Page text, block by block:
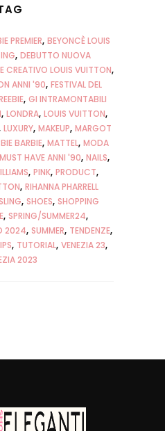
PREMIER BEYONCÈ LOUIS
DEBUTTO NUOVA
CREATIVO LOUIS VUITTON
ANNI '90 FESTIVAL DEL
GI INTRAMONTABILI
LONDRA LOUIS VUITTON
LUXURY MAKEUP MARGOT
BARBIE MATTEL MODA
MUST HAVE ANNI '90 NAILS
PINK PRODUCT
RIHANNA PHARRELL
SHOES SHOPPING
SPRING/SUMMER24
2024 SUMMER TENDENZE
TUTORIAL VENEZIA 23
2023